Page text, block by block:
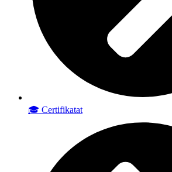
🎓 Certifikatat